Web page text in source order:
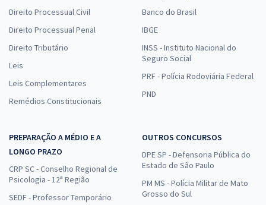
Direito Processual Civil
Direito Processual Penal
Direito Tributário
Leis
Leis Complementares
Remédios Constitucionais
Banco do Brasil
IBGE
INSS - Instituto Nacional do
Seguro Social
PRF - Polícia Rodoviária Federal
PND
PREPARAÇÃO A MÉDIO E A
LONGO PRAZO
CRP SC - Conselho Regional de
Psicologia - 12ª Região
SEDF - Professor Temporário
OUTROS CONCURSOS
DPE SP - Defensoria Pública do
Estado de São Paulo
PM MS - Polícia Militar de Mato
Grosso do Sul